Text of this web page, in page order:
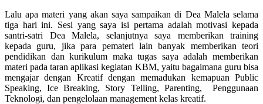
Lalu apa materi yang akan saya sampaikan di Dea Malela selama
tiga hari ini. Sesi yang saya isi pertama adalah motivasi kepada
santri-satri Dea Malela, selanjutnya saya memberikan training
kepada guru, jika para pemateri lain banyak memberikan teori
pendidikan dan kurikulum maka tugas saya adalah memberikan
materi pada taran aplikasi kegiatan KBM, yaitu bagaimana guru bisa
mengajar dengan Kreatif dengan memadukan kemapuan Public
Speaking, Ice Breaking, Story Telling, Parenting, Penggunaan
Teknologi, dan pengelolaan management kelas kreatif.